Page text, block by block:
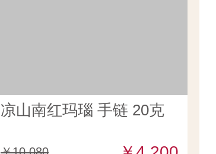
凉山南红玛瑙 手链 20克